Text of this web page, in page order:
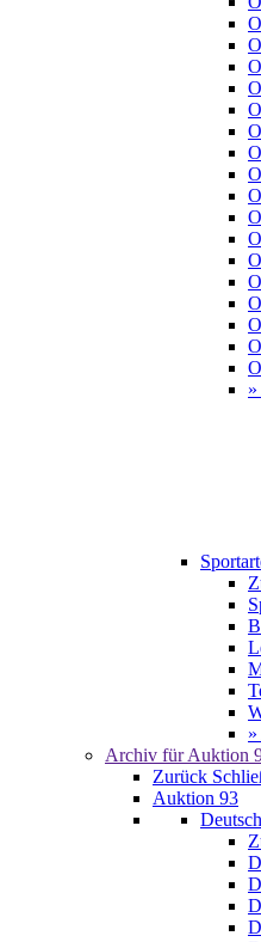
Archiv für Auktion
Zurück
Auktion 93